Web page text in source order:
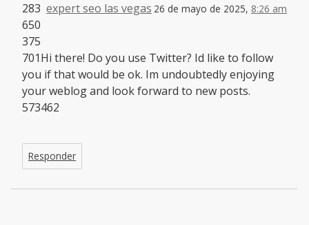
expert seo las vegas 26 de mayo de 2025, 8:26 am
283
650
375
701Hi there! Do you use Twitter? Id like to follow
you if that would be ok. Im undoubtedly enjoying
your weblog and look forward to new posts.
573462
Responder